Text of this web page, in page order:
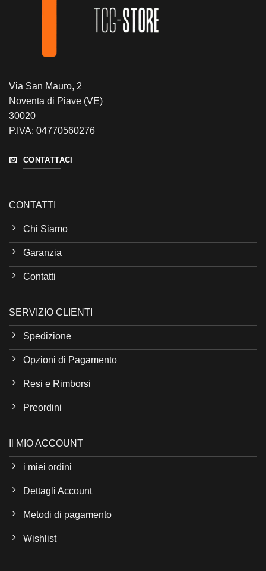
Via San Mauro, 2
Noventa di Piave (VE)
30020
P.IVA: 04770560276
CONTATTACI
CONTATTI
Chi Siamo
Garanzia
Contatti
SERVIZIO CLIENTI
Spedizione
Opzioni di Pagamento
Resi e Rimborsi
Preordini
Il MIO ACCOUNT
i miei ordini
Dettagli Account
Metodi di pagamento
Wishlist